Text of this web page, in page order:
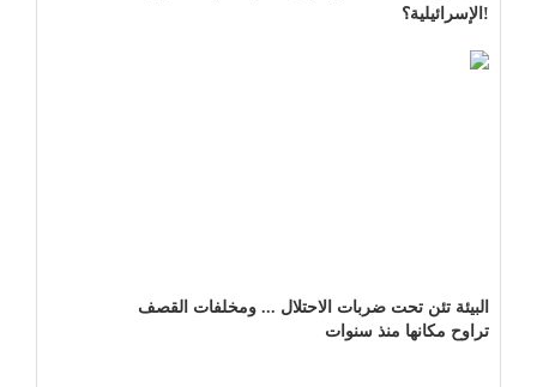
الإسرائيلية؟!
البيئة تئن تحت ضربات الاحتلال ... ومخلفات القصف
تراوح مكانها منذ سنوات